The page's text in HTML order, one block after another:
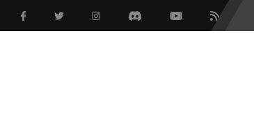
FacebookTwitter InstagramDiscord YoutubeFlux RSS